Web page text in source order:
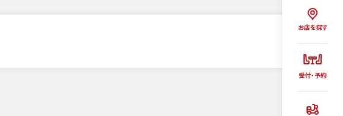
お店を探す
受付・予約